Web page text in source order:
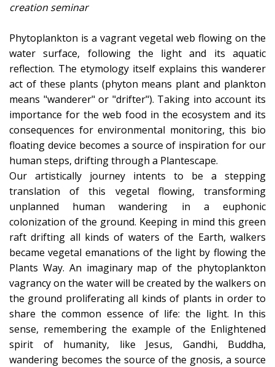
creation seminar
Phytoplankton is a vagrant vegetal web flowing on the
water surface, following the light and its aquatic
reflection. The etymology itself explains this wanderer
act of these plants (phyton means plant and plankton
means "wanderer" or "drifter"). Taking into account its
importance for the web food in the ecosystem and its
consequences for environmental monitoring, this bio
floating device becomes a source of inspiration for our
human steps, drifting through a Plantescape.
Our artistically journey intents to be a stepping
translation of this vegetal flowing, transforming
unplanned human wandering in a euphonic
colonization of the ground. Keeping in mind this green
raft drifting all kinds of waters of the Earth, walkers
became vegetal emanations of the light by flowing the
Plants Way. An imaginary map of the phytoplankton
vagrancy on the water will be created by the walkers on
the ground proliferating all kinds of plants in order to
share the common essence of life: the light. In this
sense, remembering the example of the Enlightened
spirit of humanity, like Jesus, Gandhi, Buddha,
wandering becomes the source of the gnosis, a source